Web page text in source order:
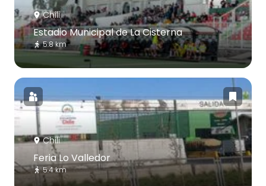
Chili
Estadio Municipal de La Cisterna
5.8 km
Chili
Feria Lo Valledor
5.4 km